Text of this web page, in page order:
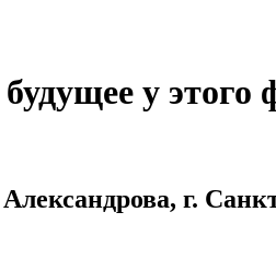
у этого
г.